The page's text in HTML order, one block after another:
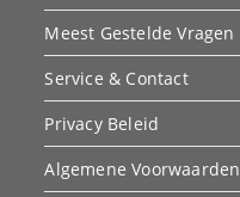
Meest Gestelde Vragen
Service & Contact
Privacy Beleid
Algemene Voorwaarden